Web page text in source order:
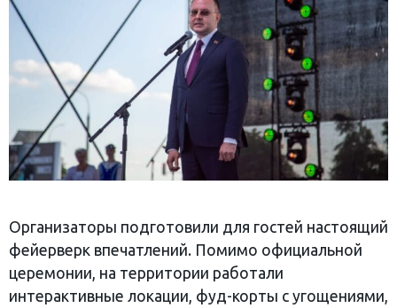
Организаторы подготовили для гостей настоящий
фейерверк впечатлений. Помимо официальной
церемонии, на территории работали
интерактивные локации, фуд-корты с угощениями,